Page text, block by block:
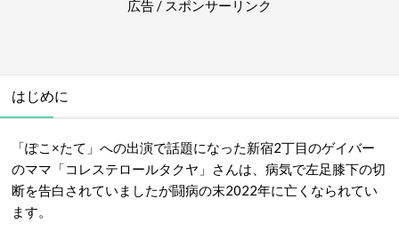
広告 / スポンサーリンク
はじめに
「ぽこ ×たて」への出演で話題になった新宿2丁目のゲイバー
のママ「コレステロールタクヤ」さんは、 病気で左足膝下の切
断を告白されていましたが闘病の末2022年に亡くなられてい
ます。